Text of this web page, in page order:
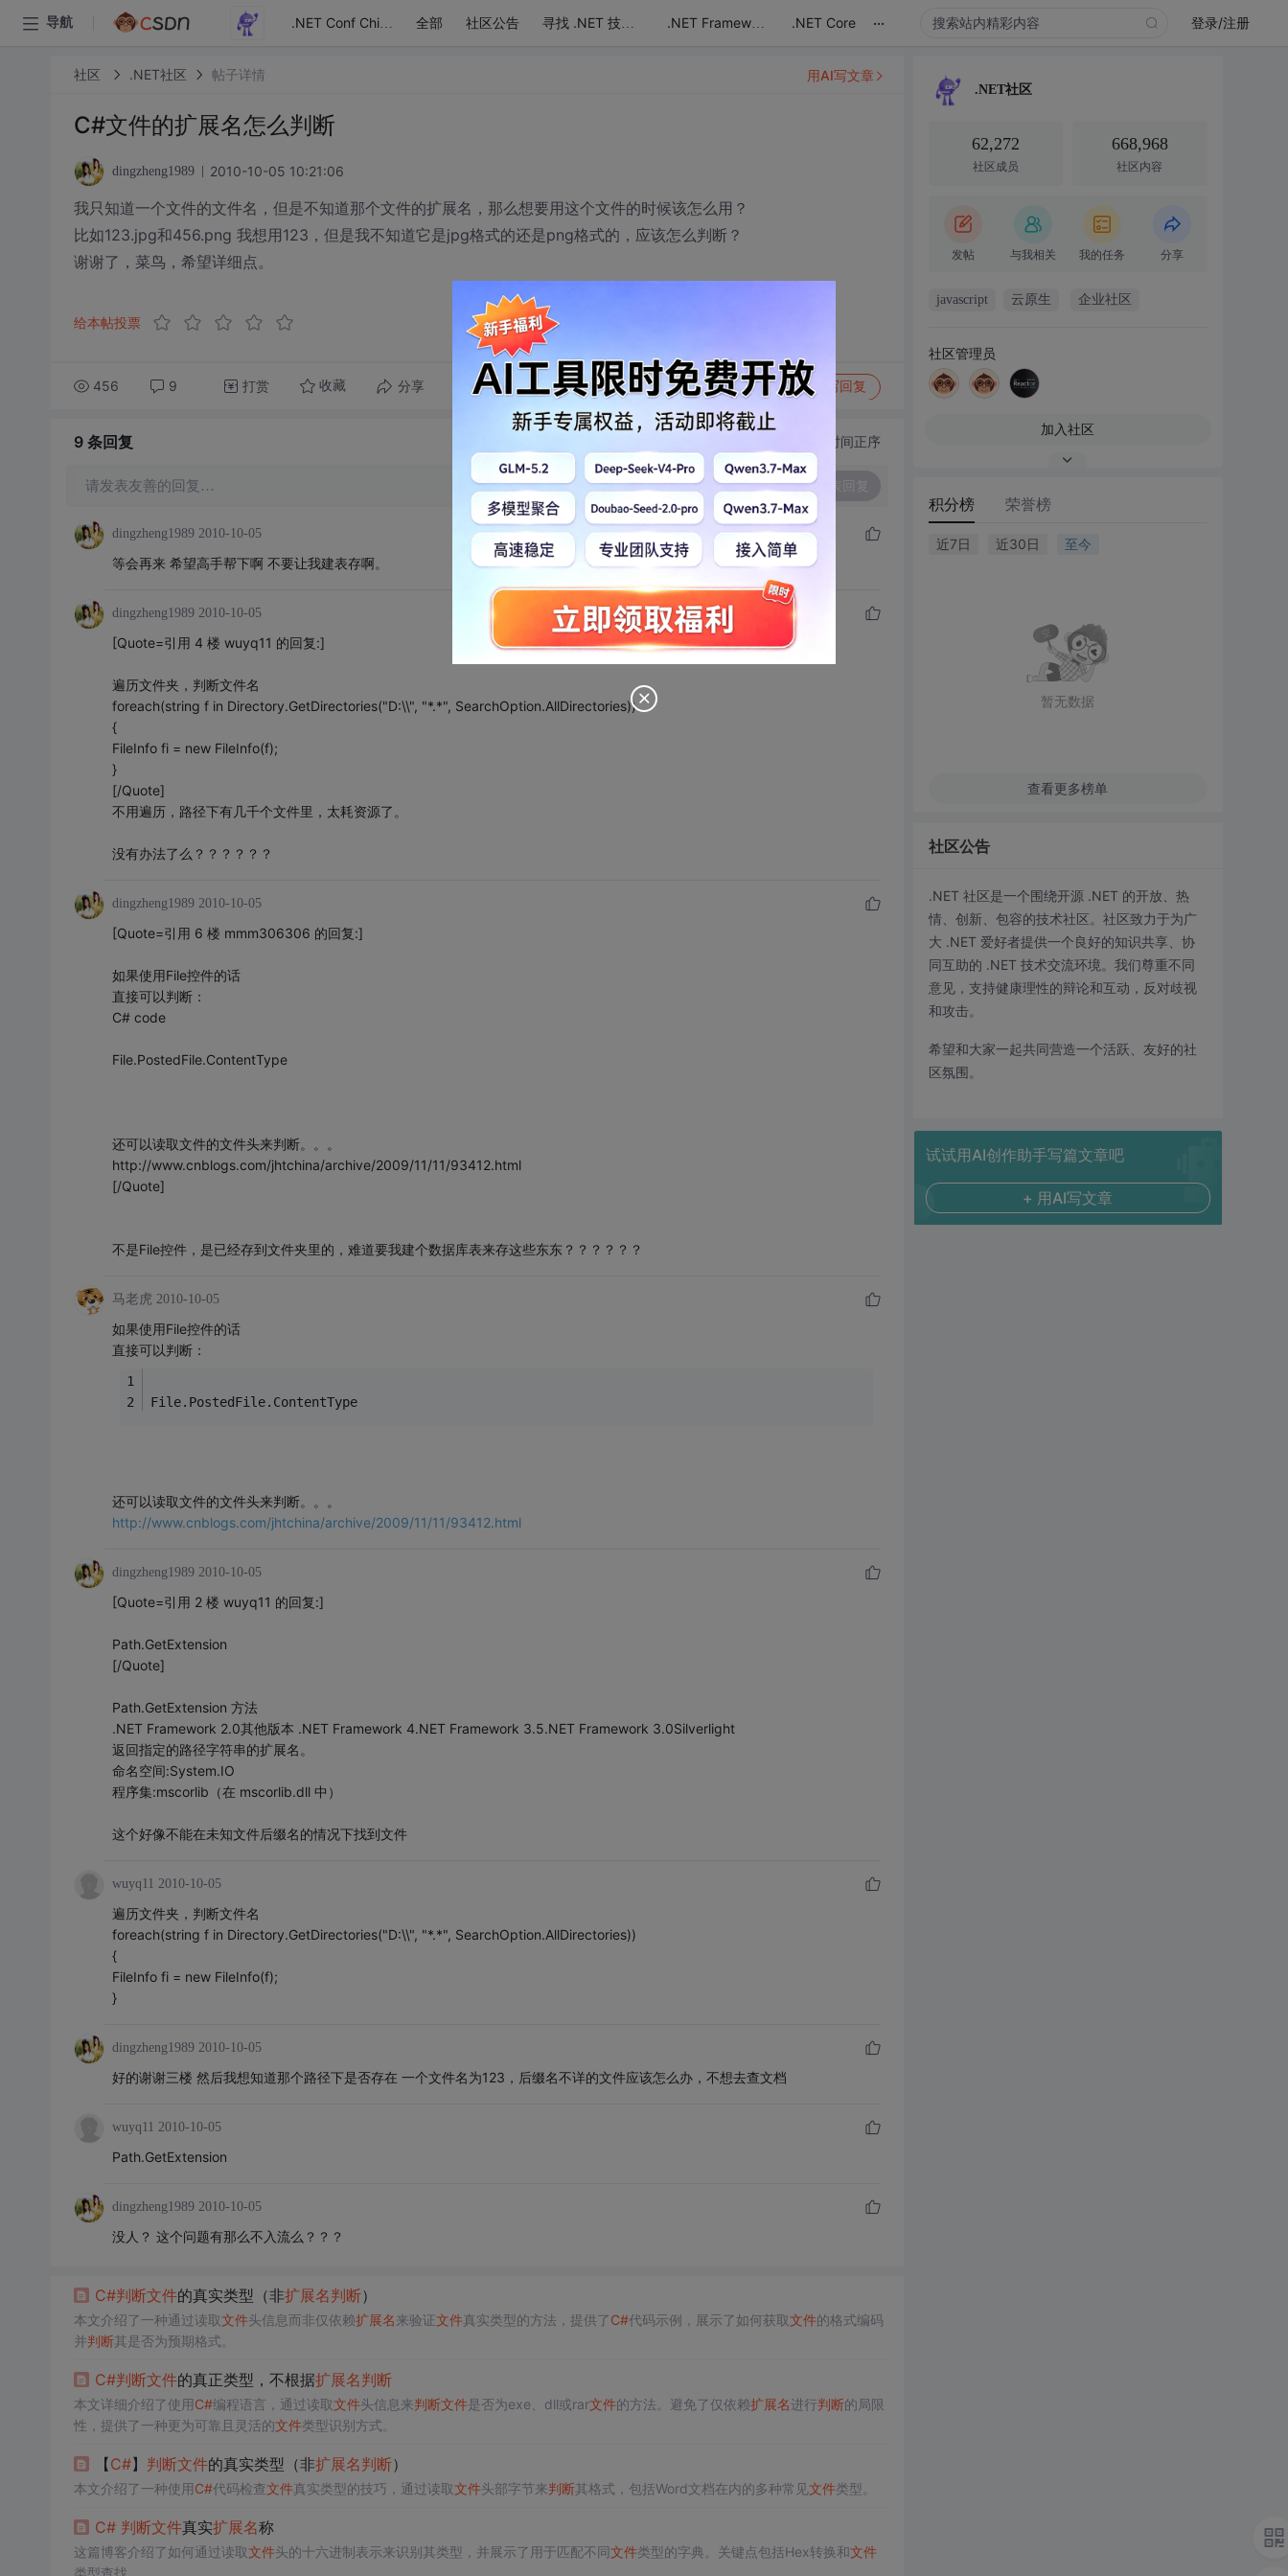
导航 .NET Conf China 全部 社区公告 寻找 .NET 技术达人 .NET Framework .NET Core ... 登录/注册
社区 .NET社区 帖子详情
C#文件的扩展名怎么判断
dingzheng1989 2010-10-05 10:21:06
我只知道一个文件的文件名，但是不知道那个文件的扩展名，那么想要用这个文件的时候该怎么用？
比如123.jpg和456.png 我想用123，但是我不知道它是jpg格式的还是png格式的，应该怎么判断？
谢谢了，菜鸟，希望详细点。
给本帖投票
456 9 打赏 收藏 分享 转发到动态 举报 写回复
用AI写文章
9 条回复 切换为时间正序
请发表友善的回复… 发表回复
dingzheng1989 2010-10-05
等会再来 希望高手帮下啊 不要让我建表存啊。
dingzheng1989 2010-10-05
[Quote=引用 4 楼 wuyq11 的回复:]
遍历文件夹，判断文件名
foreach(string f in Directory.GetDirectories("D:\\", "*.*", SearchOption.AllDirectories))
{
FileInfo fi = new FileInfo(f);
}
[/Quote]
不用遍历，路径下有几千个文件里，太耗资源了。
没有办法了么？？？？？？
dingzheng1989 2010-10-05
[Quote=引用 6 楼 mmm306306 的回复:]
如果使用File控件的话
直接可以判断：
C# code
File.PostedFile.ContentType
还可以读取文件的文件头来判断。。。
http://www.cnblogs.com/jhtchina/archive/2009/11/11/93412.html
[/Quote]
不是File控件，是已经存到文件夹里的，难道要我建个数据库表来存这些东东？？？？？？
马老虎 2010-10-05
如果使用File控件的话
直接可以判断：
File.PostedFile.ContentType
还可以读取文件的文件头来判断。。。
http://www.cnblogs.com/jhtchina/archive/2009/11/11/93412.html
dingzheng1989 2010-10-05
[Quote=引用 2 楼 wuyq11 的回复:]
Path.GetExtension
[/Quote]
Path.GetExtension 方法
.NET Framework 2.0其他版本 .NET Framework 4.NET Framework 3.5.NET Framework 3.0Silverlight
返回指定的路径字符串的扩展名。
命名空间:System.IO
程序集:mscorlib（在 mscorlib.dll 中）
这个好像不能在未知文件后缀名的情况下找到文件
wuyq11 2010-10-05
遍历文件夹，判断文件名
foreach(string f in Directory.GetDirectories("D:\\", "*.*", SearchOption.AllDirectories))
{
FileInfo fi = new FileInfo(f);
}
dingzheng1989 2010-10-05
好的谢谢三楼 然后我想知道那个路径下是否存在 一个文件名为123，后缀名不详的文件应该怎么办，不想去查文档
wuyq11 2010-10-05
Path.GetExtension
dingzheng1989 2010-10-05
没人？ 这个问题有那么不入流么？？？
C#判断文件的真实类型（非扩展名判断）
本文介绍了一种通过读取文件头信息而非仅依赖扩展名 来验证文件真实类型的方法，提供了C#代码示例，展示了如何获取文件的格式编码
并判断其是否为预期格式。
C#判断文件的真正类型，不根据扩展名判断
本文详细介绍了使用C#编程语言，通过读取文件头信息来判断文件是否为exe、dll或rar文件的方法。避免了仅依赖扩展名进行判断的局限
性，提供了一种更为可靠且灵活的文件类型识别方式。
【C#】 判断文件的真实类型（非扩展名判断）
本文介绍了一种使用C#代码检查文件真实类型的技巧，通过读取文件头部字节来判断其格式，包括Word文档在内的多种常见文件类型。
C# 判断文件真实扩展名称
这篇博客介绍了如何通过读取文件头的十六进制表示来识别其类型，并展示了用于匹配不同文件类型的字典。关键点包括Hex转换和文件
类型查找。
.NET社区
62,272
社区成员
668,968
社区内容
发帖 与我相关 我的任务 分享
javascript 云原生 企业社区
社区管理员
加入社区
积分榜 荣誉榜
近7日 近30日 至今
暂无数据
查看更多榜单
社区公告
.NET 社区是一个围绕开源 .NET 的开放、热
情、创新、包容的技术社区。社区致力于为广
大 .NET 爱好者提供一个良好的知识共享、协
同互助的 .NET 技术交流环境。我们尊重不同
意见，支持健康理性的辩论和互动，反对歧视
和攻击。
希望和大家一起共同营造一个活跃、友好的社
区氛围。
试试用AI创作助手写篇文章吧
+ 用AI写文章